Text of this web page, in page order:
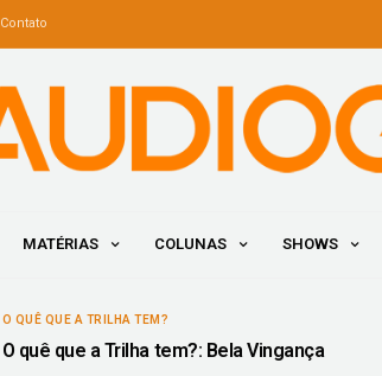
Contato
MATÉRIAS COLUNAS SHOWS
O QUÊ QUE A TRILHA TEM?
O quê que a Trilha tem?: Bela Vingança